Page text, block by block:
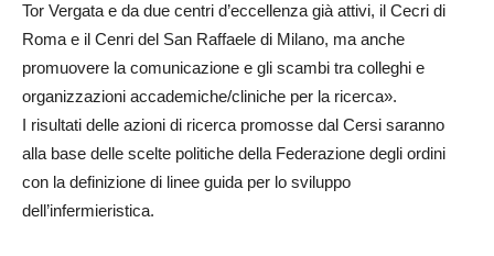
Tor Vergata e da due centri d’eccellenza già attivi, il Cecri di
Roma e il Cenri del San Raffaele di Milano, ma anche
promuovere la comunicazione e gli scambi tra colleghi e
organizzazioni accademiche/cliniche per la ricerca».
I risultati delle azioni di ricerca promosse dal Cersi saranno
alla base delle scelte politiche della Federazione degli ordini
con la definizione di linee guida per lo sviluppo
dell’infermieristica.